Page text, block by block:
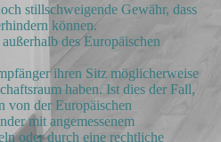
stillschweigende Gewähr, dass
können.
des Europäischen
ihren Sitz möglicherweise
haben. Ist dies der Fall,
von der Europäischen
mit angemessenem
oder durch eine rechtliche